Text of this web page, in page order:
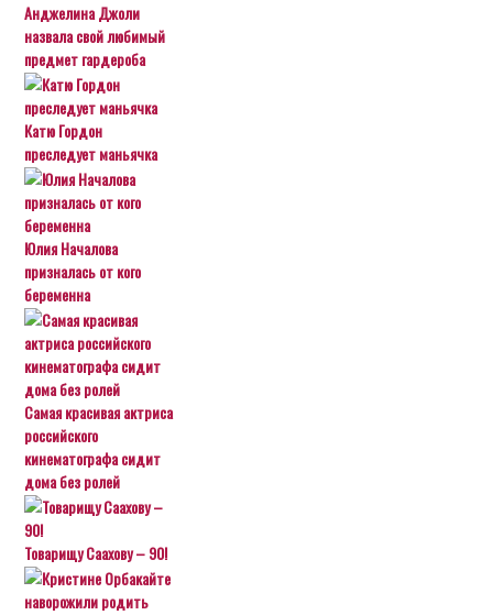
Анджелина Джоли
назвала свой любимый
предмет гардероба
Катю Гордон
преследует маньячка
Юлия Началова
призналась от кого
беременна
Самая красивая актриса
российского
кинематографа сидит
дома без ролей
Товарищу Саахову – 90!